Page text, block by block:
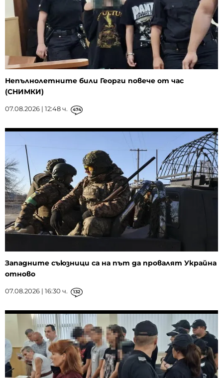
Непълнолетните били Георги повече от час
(СНИМКИ)
07.08.2026 | 12:48 ч. 474
Западните съюзници са на път да провалят Украйна
отново
07.08.2026 | 16:30 ч. 132